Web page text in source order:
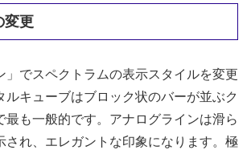
変更
」でスペクトラムの表示スタイルを変更
ルキューブはブロック状のバーが並ぶク
最も一般的です。アナログラインは滑ら
され、エレガントな印象になります。極